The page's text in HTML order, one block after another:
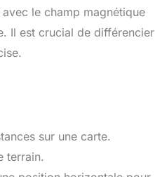
le champ magnétique
Il est crucial de différencier
sur une carte.
terrain.